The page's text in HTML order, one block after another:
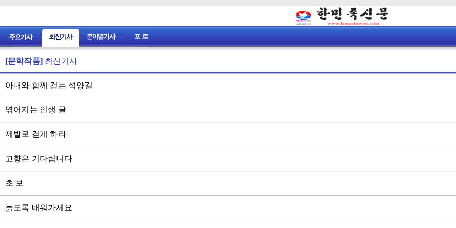
[문학작품] 최신기사
아내와 함께 걷는 석양길
엮어지는 인생 글
제발로 걷게 하라
고향은 기다립니다
초 보
늙도록 배워가세요